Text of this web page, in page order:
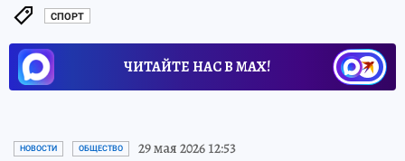
СПОРТ
ЧИТАЙТЕ НАС В МАХ!
НОВОСТИ ОБЩЕСТВО 29 мая 2026 12:53